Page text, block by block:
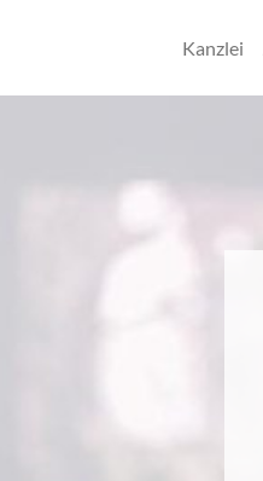
Kanzlei